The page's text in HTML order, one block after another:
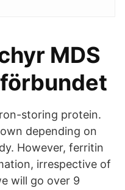
MDS
storing protein.
depending on
However, ferritin
irrespective of
will go over 9